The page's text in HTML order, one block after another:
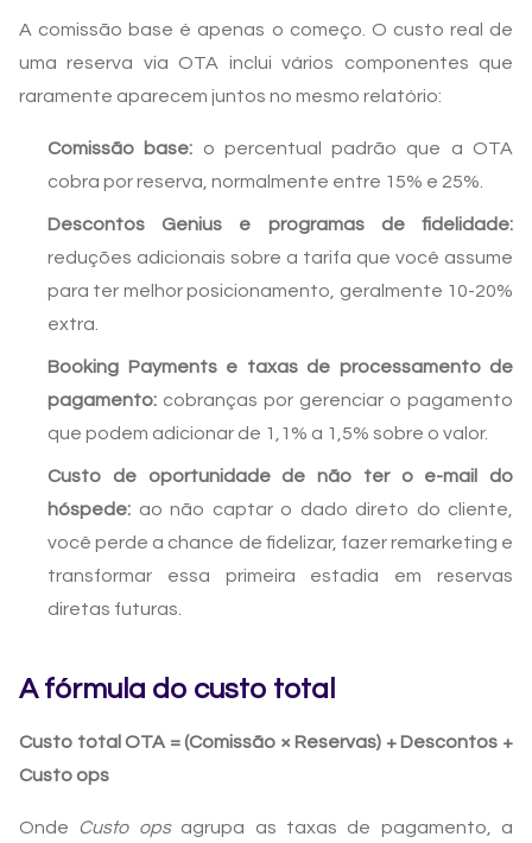
A comissão base é apenas o começo. O custo real de
uma reserva via OTA inclui vários componentes que
raramente aparecem juntos no mesmo relatório:
Comissão base: o percentual padrão que a OTA
cobra por reserva, normalmente entre 15% e 25%.
Descontos Genius e programas de fidelidade:
reduções adicionais sobre a tarifa que você assume
para ter melhor posicionamento, geralmente 10-20%
extra.
Booking Payments e taxas de processamento de
pagamento: cobranças por gerenciar o pagamento
que podem adicionar de 1,1% a 1,5% sobre o valor.
Custo de oportunidade de não ter o e-mail do
hóspede: ao não captar o dado direto do cliente,
você perde a chance de fidelizar, fazer remarketing e
transformar essa primeira estadia em reservas
diretas futuras.
A fórmula do custo total
Custo total OTA = (Comissão × Reservas) + Descontos +
Custo ops
Onde Custo opsagrupa as taxas de pagamento, a